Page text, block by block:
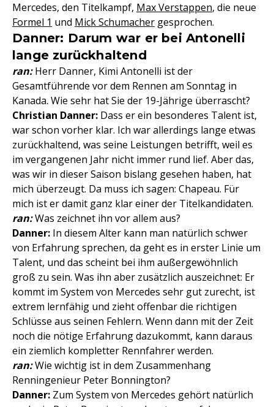
Mercedes, den Titelkampf, Max Verstappen, die neue
Formel 1 und Mick Schumacher gesprochen.
Danner: Darum war er bei Antonelli
lange zurückhaltend
ran:Herr Danner, Kimi Antonelli ist der
Gesamtführende vor dem Rennen am Sonntag in
Kanada. Wie sehr hat Sie der 19-Jährige überrascht?
Christian Danner: Dass er ein besonderes Talent ist,
war schon vorher klar. Ich war allerdings lange etwas
zurückhaltend, was seine Leistungen betrifft, weil es
im vergangenen Jahr nicht immer rund lief. Aber das,
was wir in dieser Saison bislang gesehen haben, hat
mich überzeugt. Da muss ich sagen: Chapeau. Für
mich ist er damit ganz klar einer der Titelkandidaten.
ran:Was zeichnet ihn vor allem aus?
Danner: In diesem Alter kann man natürlich schwer
von Erfahrung sprechen, da geht es in erster Linie um
Talent, und das scheint bei ihm außergewöhnlich
groß zu sein. Was ihn aber zusätzlich auszeichnet: Er
kommt im System von Mercedes sehr gut zurecht, ist
extrem lernfähig und zieht offenbar die richtigen
Schlüsse aus seinen Fehlern. Wenn dann mit der Zeit
noch die nötige Erfahrung dazukommt, kann daraus
ein ziemlich kompletter Rennfahrer werden.
ran:Wie wichtig ist in dem Zusammenhang
Renningenieur Peter Bonnington?
Danner: Zum System von Mercedes gehört natürlich